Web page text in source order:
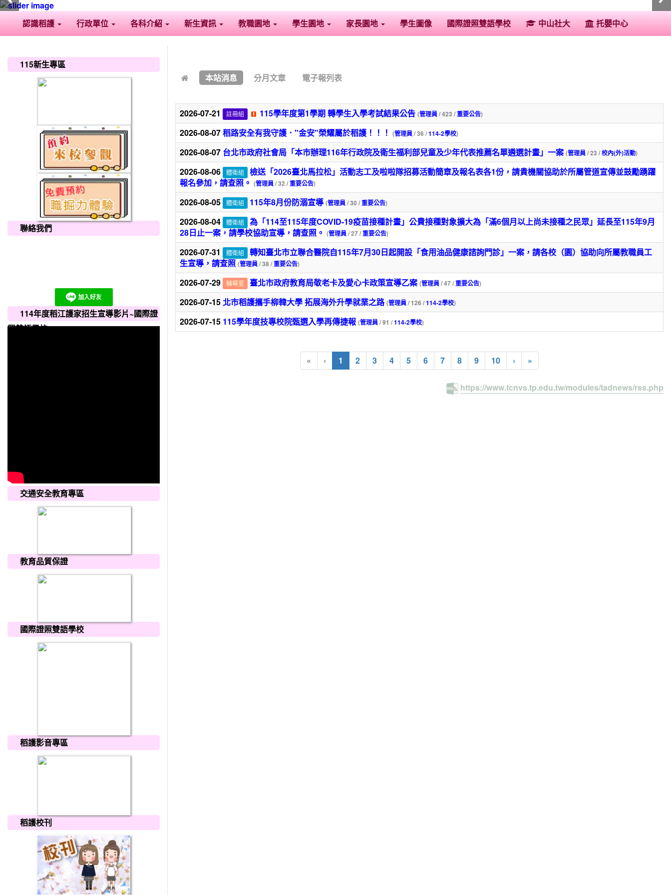
認識稻護 行政單位 各科介紹 新生資訊 教職園地 學生園地 家長園地 學生圖像 國際證照雙語學校 中山社大 托嬰中心
本站消息 分月文章 電子報列表
2026-07-21 註冊組 115學年度第1學期 轉學生入學考試結果公告 (管理員/ 423 /重要公告)
2026-08-07稻路安全有我守護．"金安"榮耀屬於稻護！！！ (管理員/ 36 /114-2學校)
2026-08-07 台北市政府社會局「本市辦理116年行政院及衛生福利部兒童及少年代表推薦名單遴選計畫」一案 (管理員/ 23 /校內(外)活動)
2026-08-06 體衛組
檢送「2026臺北馬拉松」活動志工及啦啦隊招募活動簡章及報名表各1份，請貴機關協助於所屬管道宣傳並鼓勵踴躍
報名參加，請查照。 (管理員/ 32 /重要公告)
2026-08-05 體衛組 115年8月份防溺宣導 (管理員/ 30 /重要公告)
2026-08-04 體衛組
為「114至115年度COVID-19疫苗接種計畫」公費接種對象擴大為「滿6個月以上尚未接種之民眾」延長至115年9月
28日止一案，請學校協助宣導，請查照。 (管理員/ 27 /重要公告)
2026-07-31 體衛組
轉知臺北市立聯合醫院自115年7月30日起開設「食用油品健康諮詢門診」一案，請各校（園）協助向所屬教職員工
生宣導，請查照 (管理員/ 38 /重要公告)
2026-07-29 輔導室 臺北市政府教育局敬老卡及愛心卡政策宣導乙案 (管理員/ 47 /重要公告)
2026-07-15北市稻護攜手柳韓大學 拓展海外升學就業之路 (管理員/ 126 /114-2學校)
2026-07-15 115學年度技專校院甄選入學再傳捷報 (管理員/ 91 /114-2學校)
« ‹ 1 (current)
2 3 4 5 6 7 8 9 10 › »
https://www.tcnvs.tp.edu.tw/modules/tadnews/rss.php
115新生專區
聯絡我們
114年度稻江護家招生宣導影片~國際證
照雙語學校
交通安全教育專區
教育品質保證
國際證照雙語學校
稻護影音專區
稻護校刊